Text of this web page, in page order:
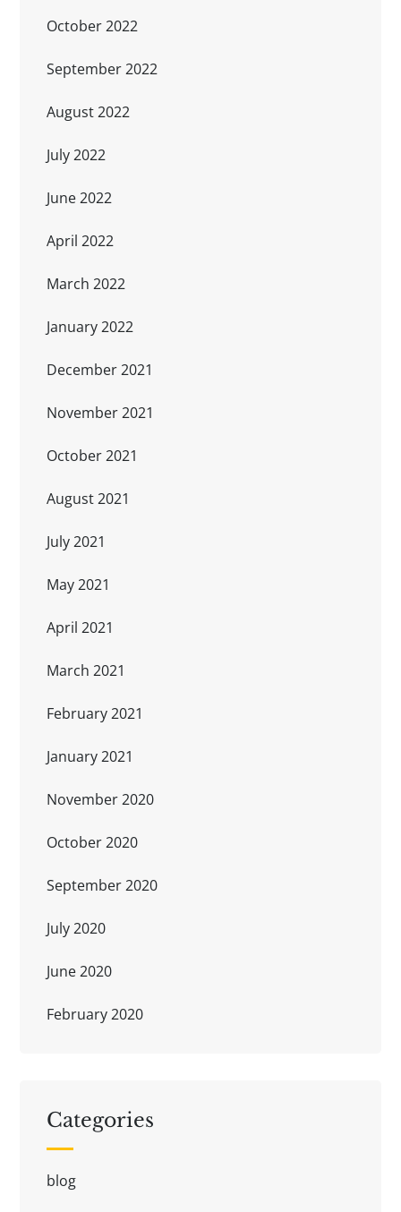
October 2022
September 2022
August 2022
July 2022
June 2022
April 2022
March 2022
January 2022
December 2021
November 2021
October 2021
August 2021
July 2021
May 2021
April 2021
March 2021
February 2021
January 2021
November 2020
October 2020
September 2020
July 2020
June 2020
February 2020
Categories
blog